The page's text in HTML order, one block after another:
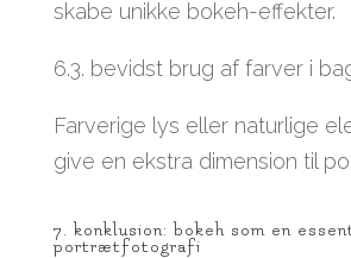
skabe unikke bokeh-effekter.
6.3. bevidst brug af farver i
Farverige lys eller naturlige
give en ekstra dimension til
7. konklusion: bokeh som en
portrætfotografi